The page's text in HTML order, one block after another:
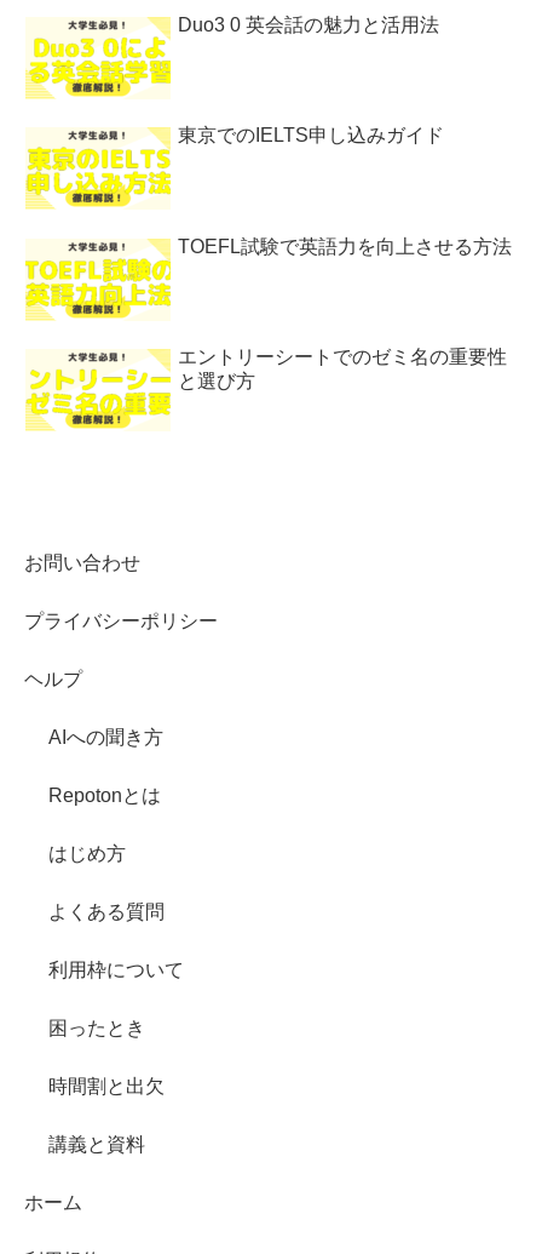
Duo3 0 英会話の魅力と活用法
東京でのIELTS申し込みガイド
TOEFL試験で英語力を向上させる方法
エントリーシートでのゼミ名の重要性
と選び方
お問い合わせ
プライバシーポリシー
ヘルプ
AIへの聞き方
Repotonとは
はじめ方
よくある質問
利用枠について
困ったとき
時間割と出欠
講義と資料
ホーム